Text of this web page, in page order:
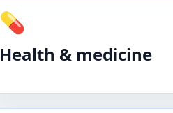
💊
Health & medicine